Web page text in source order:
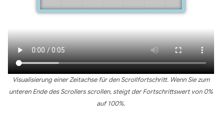
Visualisierung einer Zeitachse für den Scrollfortschritt. Wenn Sie zum
unteren Ende des Scrollers scrollen, steigt der Fortschrittswert von 0%
auf 100%.